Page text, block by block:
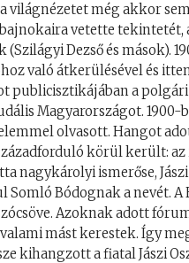
világnézetet még akkor
vetette
Dezső és mások).
való átkerülésével és
publicisztikájában a
Magyarországot. 1900-
olvasott. Hangot
körül került:
nagykárolyi ismerőse,
Bódognak a nevét.
Azoknak adott
mást kerestek. Így
kihangzott a fiatal Jászi